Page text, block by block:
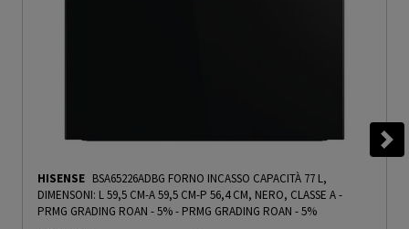
HISENSE BSA65226ADBG FORNO INCASSO CAPACITÀ 77 L,
DIMENSONI: L 59,5 CM-A 59,5 CM-P 56,4 CM, NERO, CLASSE A -
PRMG GRADING ROAN - 5%- PRMG GRADING ROAN - 5%